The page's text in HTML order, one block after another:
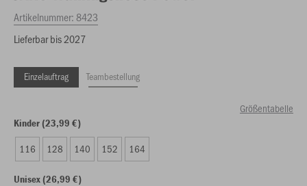
Artikelnummer:8423
Lieferbar bis 2027
Einzelauftrag Teambestellung
Größentabelle
Kinder (23,99 €)
116 128 140 152 164
Unisex (26,99 €)